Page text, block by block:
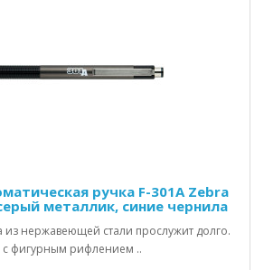
ручка F-301А Zebra
металлик, синие чернила
из нержавеющей стали прослужит долго.
с фигурным рифлением ..